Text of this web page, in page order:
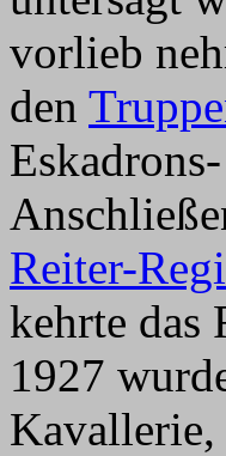
vorlieb
den
Reiter-
kehrte das
1927
Kavallerie,